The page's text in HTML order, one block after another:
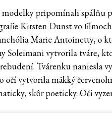
modelky pripomínali spálňu
Kirsten Dunst vo
Marie Antoinetty, o
Soleimani vytvorila tváre,
Tvárenku naniesla
očí vytvorila mäkký
skôr poeticky. Oči